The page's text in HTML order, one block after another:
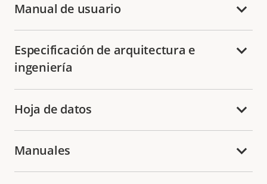
Manual de usuario
Especificación de arquitectura e
ingeniería
Hoja de datos
Manuales